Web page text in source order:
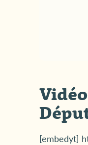
[embedyt]